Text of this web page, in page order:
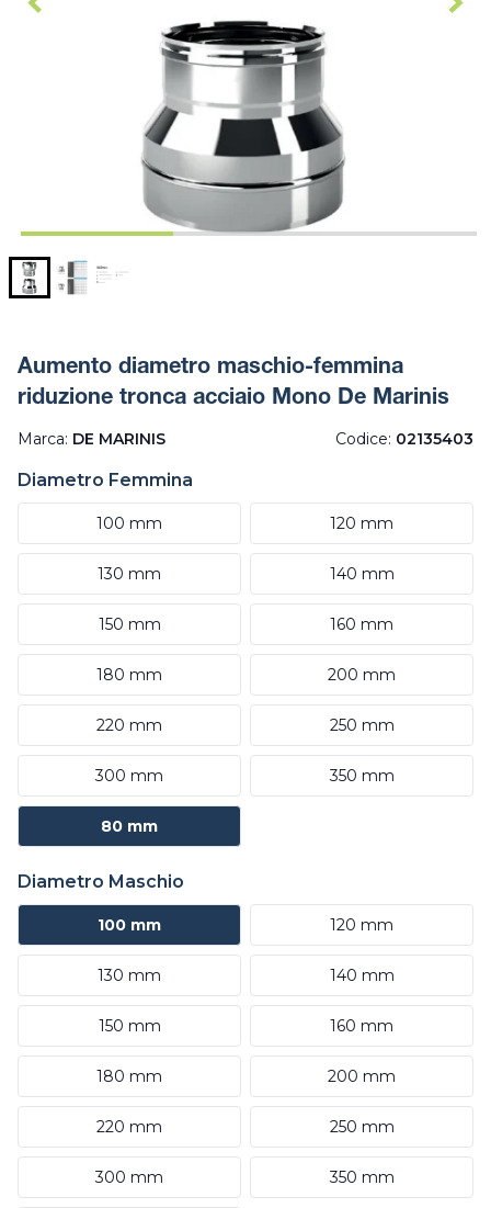
Aumento diametro maschio-femmina
riduzione tronca acciaio Mono De Marinis
Marca: DE MARINIS Codice: 02135403
Diametro Femmina
100 mm 120 mm
130 mm 140 mm
150 mm 160 mm
180 mm 200 mm
220 mm 250 mm
300 mm 350 mm
80 mm
Diametro Maschio
100 mm 120 mm
130 mm 140 mm
150 mm 160 mm
180 mm 200 mm
220 mm 250 mm
300 mm 350 mm